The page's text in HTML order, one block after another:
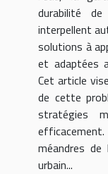
durabilité
interpellent
solutions à
et adaptées
Cet article
de cette
stratégies
méandres
urbain...